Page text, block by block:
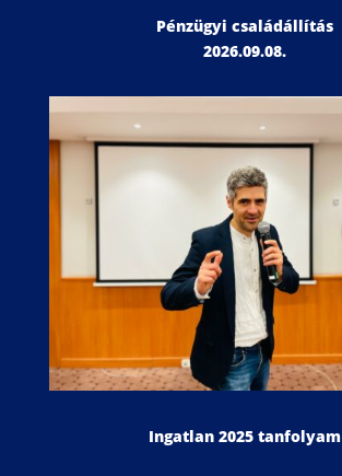
Pénzügyi családállítás
2026.09.08.
Ingatlan 2025 tanfolyam